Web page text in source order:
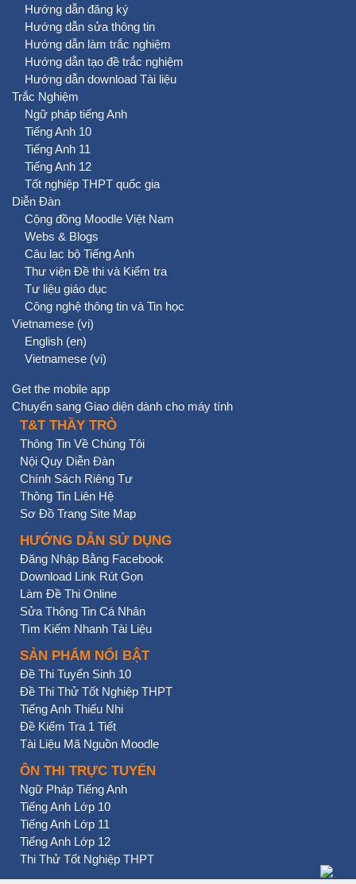
Hướng dẫn đăng ký
Hướng dẫn sửa thông tin
Hướng dẫn làm trắc nghiệm
Hướng dẫn tạo đề trắc nghiệm
Hướng dẫn download Tài liệu
Trắc Nghiệm
Ngữ pháp tiếng Anh
Tiếng Anh 10
Tiếng Anh 11
Tiếng Anh 12
Tốt nghiệp THPT quốc gia
Diễn Đàn
Cộng đồng Moodle Việt Nam
Webs & Blogs
Câu lạc bộ Tiếng Anh
Thư viện Đề thi và Kiểm tra
Tư liệu giáo dục
Công nghệ thông tin và Tin học
Vietnamese ‎(vi)‎
English ‎(en)‎
Vietnamese ‎(vi)‎
Get the mobile app
Chuyển sang Giao diện dành cho máy tính
T&T THẦY TRÒ
Thông Tin Về Chúng Tôi
Nội Quy Diễn Đàn
Chính Sách Riêng Tư
Thông Tin Liên Hệ
Sơ Đồ Trang Site Map
HƯỚNG DẪN SỬ DỤNG
Đăng Nhập Bằng Facebook
Download Link Rút Gọn
Làm Đề Thi Online
Sửa Thông Tin Cá Nhân
Tìm Kiếm Nhanh Tài Liệu
SẢN PHẨM NỔI BẬT
Đề Thi Tuyển Sinh 10
Đề Thi Thử Tốt Nghiệp THPT
Tiếng Anh Thiếu Nhi
Đề Kiểm Tra 1 Tiết
Tài Liệu Mã Nguồn Moodle
ÔN THI TRỰC TUYẾN
Ngữ Pháp Tiếng Anh
Tiếng Anh Lớp 10
Tiếng Anh Lớp 11
Tiếng Anh Lớp 12
Thi Thử Tốt Nghiệp THPT